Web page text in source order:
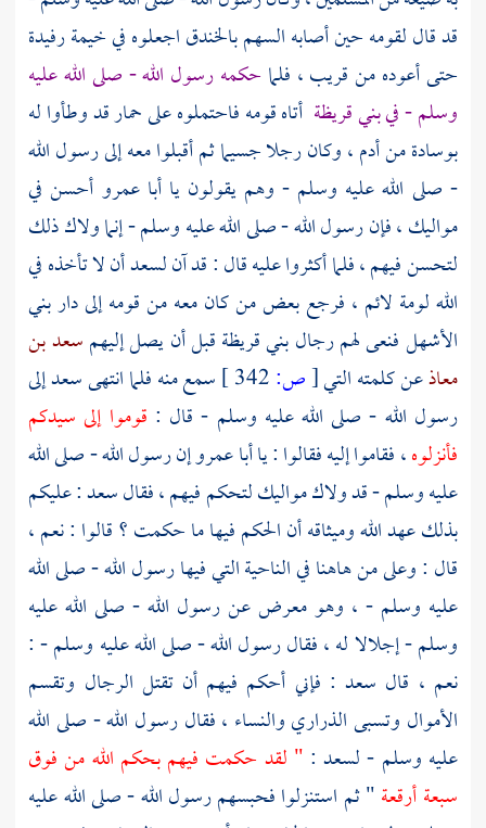
قد قال لقومه حين أصابه السهم بالخندق اجعلوه في خيمةرفيدة
حتى أعوده من قريب ، فلما حكمه رسول الله - صلى الله عليه
وسلم - فيبني قريظة أتاه قومه فاحتملوه على حمار قد وطأوا له
بوسادة من أدم ، وكان رجلا جسيما ثم أقبلوا معه إلى رسول الله
- صلى الله عليه وسلم - وهم يقولون ياأبا عمرو أحسن في
مواليك ، فإن رسول الله - صلى الله عليه وسلم - إنما ولاك ذلك
لتحسن فيهم ، فلما أكثروا عليه قال : قد آن لسعد أن لا تأخذه في
الله لومة لائم ، فرجع بعض من كان معه من قومه إلى داربني
الأشهلفنعى لهم رجالبني قريظةقبل أن يصل إليهمسعد بن
معاذعن كلمته التي[ص: سمع منه فلما انتهىسعدإلى
رسول الله - صلى الله عليه وسلم - قال : قوموا إلى سيدكم
فأنزلوه، فقاموا إليه فقالوا : ياأبا عمروإن رسول الله - صلى الله
عليه وسلم - قد ولاك مواليك لتحكم فيهم ، فقالسعد: عليكم
بذلك عهد الله وميثاقه أن الحكم فيها ما حكمت ؟ قالوا : نعم ،
قال : وعلى من هاهنا في الناحية التي فيها رسول الله - صلى الله
عليه وسلم - ، وهو معرض عن رسول الله - صلى الله عليه
وسلم - إجلالا له ، فقال رسول الله - صلى الله عليه وسلم - :
نعم ، قال سعد : فإني أحكم فيهم أن تقتل الرجال وتقسم
الأموال وتسبى الذراري والنساء ، فقال رسول الله - صلى الله
عليه وسلم -لسعد : " لقد حكمت فيهم بحكم الله من فوق
سبعة أرقعة" ثم استنزلوا فحبسهم رسول الله - صلى الله عليه